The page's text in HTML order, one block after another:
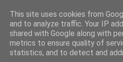
This site uses cookies from
and to analyze traffic. Your IP
shared with Google along with
metrics to ensure quality of
statistics, and to detect and